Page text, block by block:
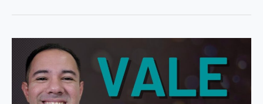
QUANTO
INVESTIR
VALE